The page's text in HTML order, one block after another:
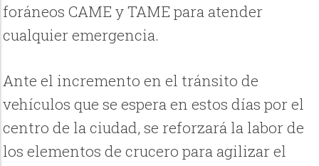
foráneos CAME y TAME para atender
cualquier emergencia.
Ante el incremento en el tránsito de
vehículos que se espera en estos días por el
centro de la ciudad, se reforzará la labor de
los elementos de crucero para agilizar el